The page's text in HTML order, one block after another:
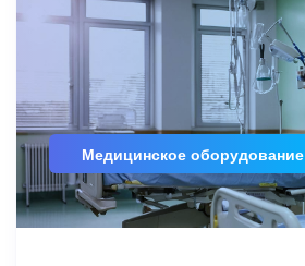
Медицинское оборудование